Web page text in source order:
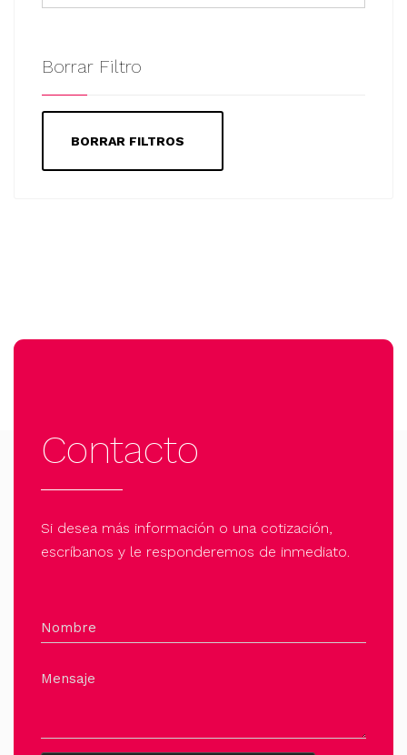
Borrar Filtro
BORRAR FILTROS
Contacto
Si desea más información o una cotización,
escríbanos y le responderemos de inmediato.
Nombre
Mensaje